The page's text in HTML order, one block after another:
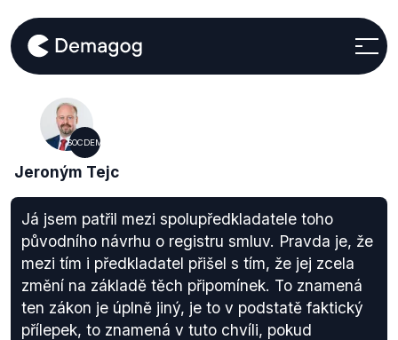
SOCDEM
Jeroným Tejc
Já jsem patřil mezi spolupředkladatele toho
původního návrhu o registru smluv. Pravda je, že
mezi tím i předkladatel přišel s tím, že jej zcela
změní na základě těch připomínek. To znamená
ten zákon je úplně jiný, je to v podstatě faktický
přílepek, to znamená v tuto chvíli, pokud